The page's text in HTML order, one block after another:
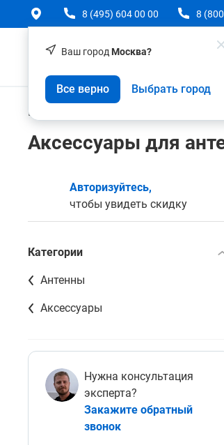
Ваш город Москва?
Все верно Выбрать город
8 (495) 604 00 00 8
Геодезическое оборудование
Аксессуары для
Авторизуйтесь,
чтобы увидеть скидку
Категории
Антенны
Аксессуары
Нужна консультация
эксперта?
Закажите обратный
звонок